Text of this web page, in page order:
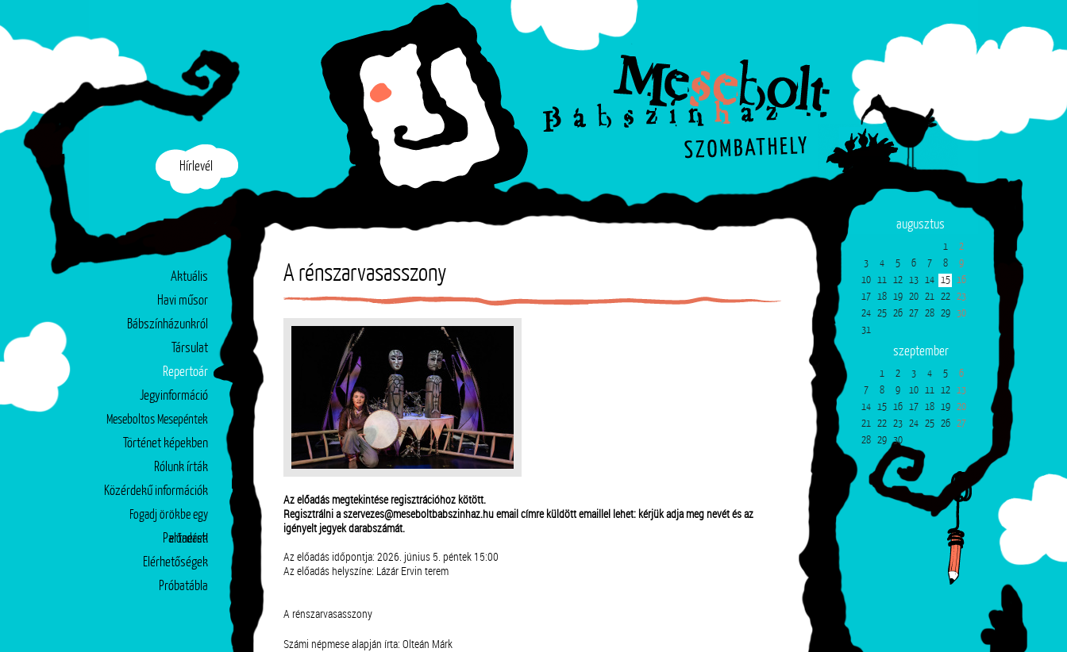
Hírlevél
Aktuális
Havi műsor
Bábszínházunkról
Társulat
Repertoár
Jegyinformáció
Meseboltos Mesepéntek
Történet képekben
Rólunk írták
Közérdekű információk
Fogadj örökbe egy
előadást!
Partnerek
Elérhetőségek
Próbatábla
A rénszarvasasszony
Az előadás megtekintése regisztrációhoz kötött.
Regisztrálni a szervezes@meseboltbabszinhaz.hu email címre küldött emaillel lehet: kérjük adja meg nevét és az
igényelt jegyek darabszámát.
Az előadás időpontja: 2026. június 5. péntek 15:00
Az előadás helyszíne: Lázár Ervin terem
A rénszarvasasszony
Számi népmese alapján írta: Olteán Márk
augusztus
1
2
3
4 5 6 7 8
9
10
11 12 13 14 15
16
17
18 19 20 21 22
23
24
25 26 27 28 29
30
31
szeptember
1 2 3 4 5
6
7
8 9 10 11 12
13
14
15 16 17 18 19
20
21
22 23 24 25 26
27
28
29 30